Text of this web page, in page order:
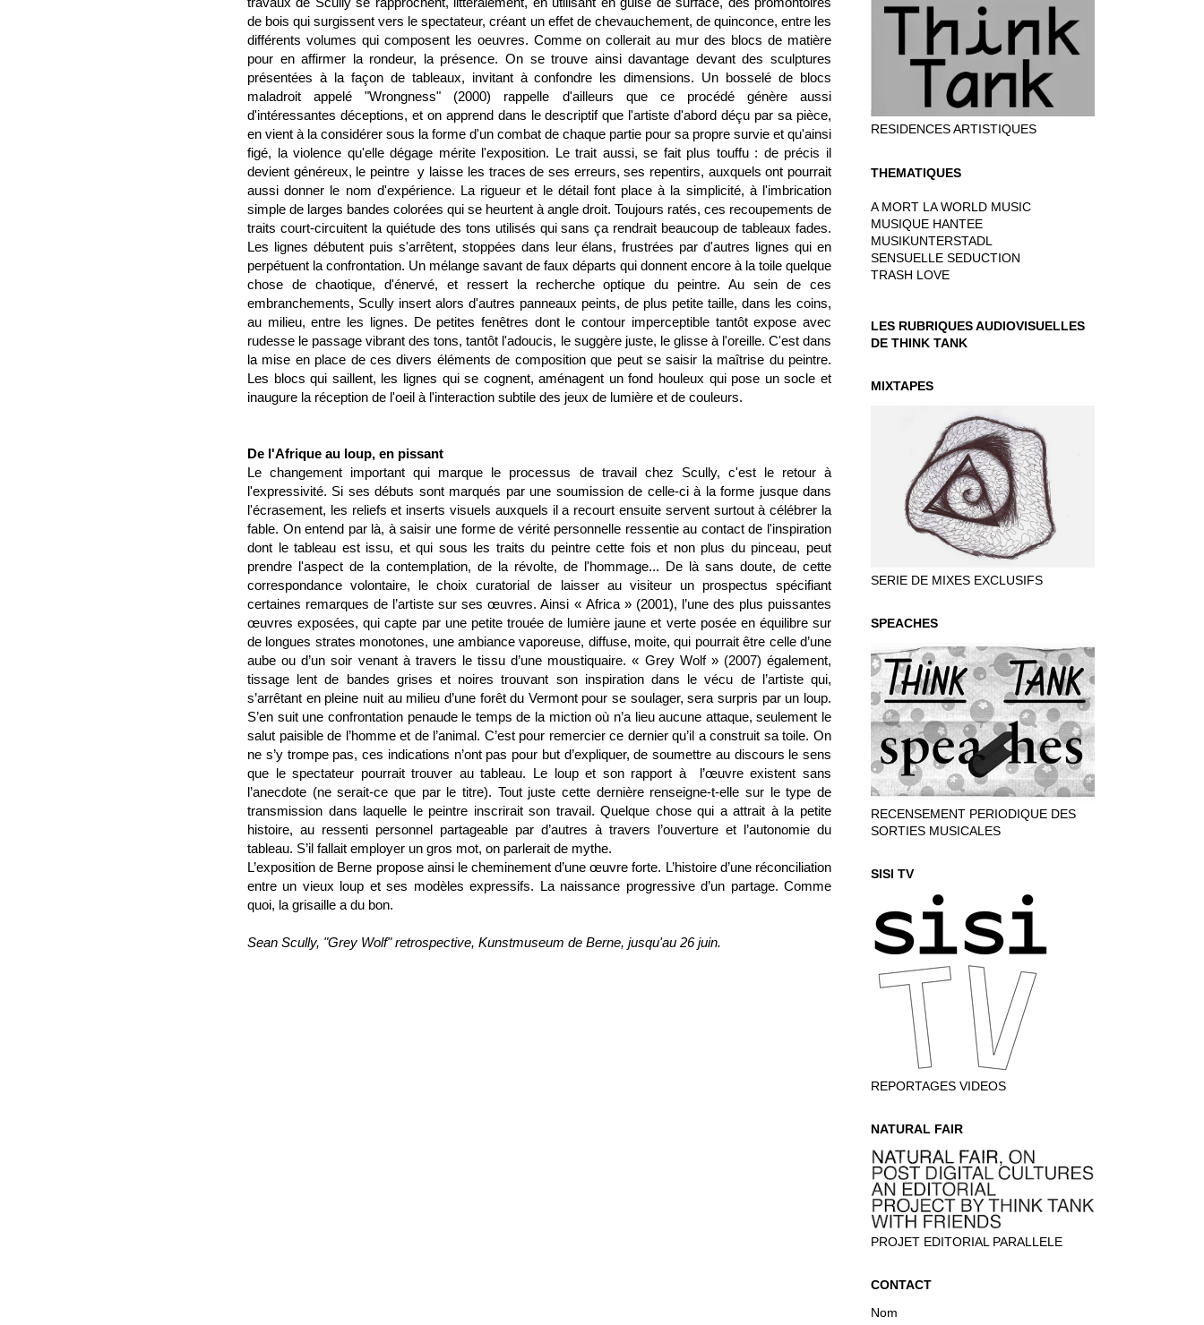
de bois qui surgissent vers le spectateur, créant un effet de chevauchement, de quinconce, entre les
différents volumes qui composent les oeuvres. Comme on collerait au mur des blocs de matière
pour en affirmer la rondeur, la présence. On se trouve ainsi davantage devant des sculptures
présentées à la façon de tableaux, invitant à confondre les dimensions. Un bosselé de blocs
maladroit appelé "Wrongness" (2000) rappelle d'ailleurs que ce procédé génère aussi
d'intéressantes déceptions, et on apprend dans le descriptif que l'artiste d'abord déçu par sa pièce,
en vient à la considérer sous la forme d'un combat de chaque partie pour sa propre survie et qu'ainsi
figé, la violence qu'elle dégage mérite l'exposition. Le trait aussi, se fait plus touffu : de précis il
devient généreux, le peintre y laisse les traces de ses erreurs, ses repentirs, auxquels ont pourrait
aussi donner le nom d'expérience. La rigueur et le détail font place à la simplicité, à l'imbrication
simple de larges bandes colorées qui se heurtent à angle droit. Toujours ratés, ces recoupements de
traits court-circuitent la quiétude des tons utilisés qui sans ça rendrait beaucoup de tableaux fades.
Les lignes débutent puis s'arrêtent, stoppées dans leur élans, frustrées par d'autres lignes qui en
perpétuent la confrontation. Un mélange savant de faux départs qui donnent encore à la toile quelque
chose de chaotique, d'énervé, et ressert la recherche optique du peintre. Au sein de ces
embranchements, Scully insert alors d'autres panneaux peints, de plus petite taille, dans les coins,
au milieu, entre les lignes. De petites fenêtres dont le contour imperceptible tantôt expose avec
rudesse le passage vibrant des tons, tantôt l'adoucis, le suggère juste, le glisse à l'oreille. C'est dans
la mise en place de ces divers éléments de composition que peut se saisir la maîtrise du peintre.
Les blocs qui saillent, les lignes qui se cognent, aménagent un fond houleux qui pose un socle et
inaugure la réception de l'oeil à l'interaction subtile des jeux de lumière et de couleurs.
De l'Afrique au loup, en pissant
Le changement important qui marque le processus de travail chez Scully, c'est le retour à
l'expressivité. Si ses débuts sont marqués par une soumission de celle-ci à la forme jusque dans
l'écrasement, les reliefs et inserts visuels auxquels il a recourt ensuite servent surtout à célébrer la
fable. On entend par là, à saisir une forme de vérité personnelle ressentie au contact de l'inspiration
dont le tableau est issu, et qui sous les traits du peintre cette fois et non plus du pinceau, peut
prendre l'aspect de la contemplation, de la révolte, de l'hommage... De là sans doute, de cette
correspondance volontaire, le choix curatorial de laisser au visiteur un prospectus spécifiant
certaines remarques de l’artiste sur ses œuvres. Ainsi « Africa » (2001), l’une des plus puissantes
œuvres exposées, qui capte par une petite trouée de lumière jaune et verte posée en équilibre sur
de longues strates monotones, une ambiance vaporeuse, diffuse, moite, qui pourrait être celle d’une
aube ou d’un soir venant à travers le tissu d’une moustiquaire. « Grey Wolf » (2007) également,
tissage lent de bandes grises et noires trouvant son inspiration dans le vécu de l’artiste qui,
s’arrêtant en pleine nuit au milieu d’une forêt du Vermont pour se soulager, sera surpris par un loup.
S’en suit une confrontation penaude le temps de la miction où n’a lieu aucune attaque, seulement le
salut paisible de l’homme et de l’animal. C’est pour remercier ce dernier qu’il a construit sa toile. On
ne s’y trompe pas, ces indications n’ont pas pour but d’expliquer, de soumettre au discours le sens
que le spectateur pourrait trouver au tableau. Le loup et son rapport à l’œuvre existent sans
l’anecdote (ne serait-ce que par le titre). Tout juste cette dernière renseigne-t-elle sur le type de
transmission dans laquelle le peintre inscrirait son travail. Quelque chose qui a attrait à la petite
histoire, au ressenti personnel partageable par d’autres à travers l’ouverture et l’autonomie du
tableau. S’il fallait employer un gros mot, on parlerait de mythe.
L’exposition de Berne propose ainsi le cheminement d’une œuvre forte. L’histoire d’une réconciliation
entre un vieux loup et ses modèles expressifs. La naissance progressive d’un partage. Comme
quoi, la grisaille a du bon.
Sean Scully, "Grey Wolf" retrospective, Kunstmuseum de Berne, jusqu'au 26 juin.
RESIDENCES ARTISTIQUES
THEMATIQUES
A MORT LA WORLD MUSIC
MUSIQUE HANTEE
MUSIKUNTERSTADL
SENSUELLE SEDUCTION
TRASH LOVE
LES RUBRIQUES AUDIOVISUELLES
DE THINK TANK
MIXTAPES
SERIE DE MIXES EXCLUSIFS
SPEACHES
RECENSEMENT PERIODIQUE DES
SORTIES MUSICALES
SISI TV
REPORTAGES VIDEOS
NATURAL FAIR
PROJET EDITORIAL PARALLELE
CONTACT
Nom